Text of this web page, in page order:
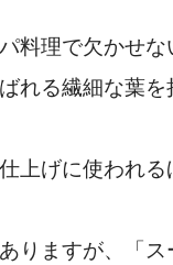
料理で欠かせな
れる繊細な葉
上げに使われ
りますが、「